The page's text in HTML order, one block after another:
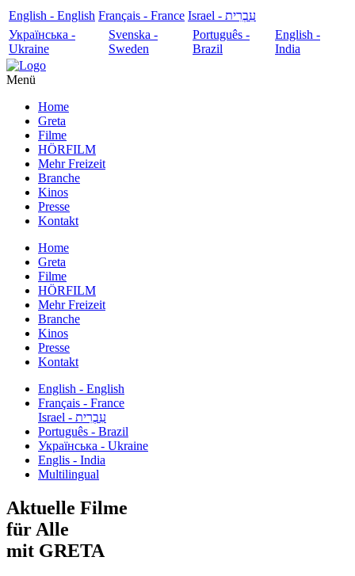
English - English Français - France
עִבְרִית - Israel
Українська -
Ukraine
Svenska -
Sweden
Português -
Brazil
English -
India
Menü
Home
Greta
Filme
HÖRFILM
Mehr Freizeit
Branche
Kinos
Presse
Kontakt
Home
Greta
Filme
HÖRFILM
Mehr Freizeit
Branche
Kinos
Presse
Kontakt
English - English
Français - France
עִבְרִית - Israel
Português - Brazil
Українська - Ukraine
Englis - India
Multilingual
Aktuelle Filme
für Alle
mit GRETA